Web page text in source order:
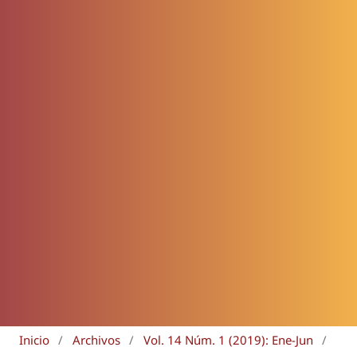
Inicio / Archivos / Vol. 14 Núm. 1 (2019): Ene-Jun
/